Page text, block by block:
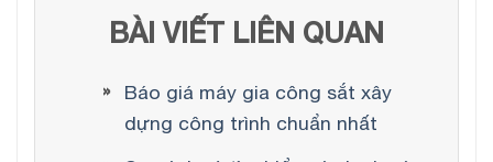
BÀI VIẾT LIÊN QUAN
Báo giá máy gia công sắt xây
dựng công trình chuẩn nhất